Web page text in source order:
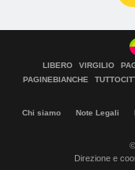
LIBERO VIRGILIO
PAGINEBIANCHE
Chi siamo Note Legali
Direzione e